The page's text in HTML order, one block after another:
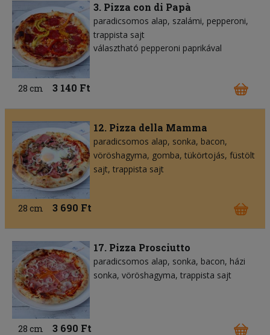
3. Pizza con di Papà
paradicsomos alap szalámi pepperoni
trappista sajt
választható pepperoni paprikával
28 cm 3 140 Ft
12. Pizza della Mamma
paradicsomos alap sonka bacon
vöröshagyma gomba tükörtojás füstölt
sajt trappista sajt
28 cm 3 690 Ft
17. Pizza Prosciutto
paradicsomos alap sonka bacon házi
sonka vöröshagyma trappista sajt
28 cm 3 690 Ft